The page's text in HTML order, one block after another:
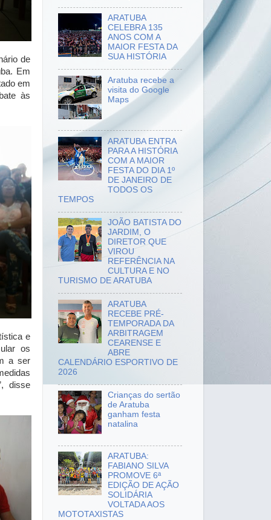
de
Em
em
às
e
os
a ser
disse
ARATUBA
CELEBRA 135
ANOS COM A
MAIOR FESTA DA
SUA HISTÓRIA
Aratuba recebe a
visita do Google
Maps
ARATUBA ENTRA
PARA A HISTÓRIA
COM A MAIOR
FESTA DO DIA 1º
DE JANEIRO DE
TODOS OS
TEMPOS
JOÃO BATISTA DO
JARDIM, O
DIRETOR QUE
VIROU
REFERÊNCIA NA
CULTURA E NO
TURISMO DE ARATUBA
ARATUBA
RECEBE PRÉ-
TEMPORADA DA
ARBITRAGEM
CEARENSE E
ABRE
CALENDÁRIO ESPORTIVO DE
2026
Crianças do sertão
de Aratuba
ganham festa
natalina
ARATUBA:
FABIANO SILVA
PROMOVE 6ª
EDIÇÃO DE AÇÃO
SOLIDÁRIA
VOLTADA AOS
MOTOTAXISTAS